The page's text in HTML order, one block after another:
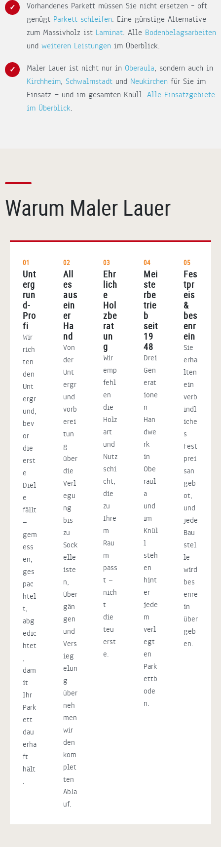
Vorhandenes Parkett müssen Sie nicht ersetzen – oft
genügt Parkett schleifen. Eine günstige Alternative
zum Massivholz ist Laminat. Alle Bodenbelagsarbeiten
und weiteren Leistungen im Überblick.
Maler Lauer ist nicht nur in Oberaula, sondern auch in
Kirchheim, Schwalmstadt und Neukirchen für Sie im
Einsatz — und im gesamten Knüll. Alle Einsatzgebiete
im Überblick.
Warum Maler Lauer
01
Unt
erg
run
d-
Pro
fi
Wir
rich
ten
den
Unt
ergr
und,
bev
or
die
erst
e
Diel
e
fällt
—
gem
ess
en,
ges
pac
htel
t,
abg
edic
htet
,
dam
it
Ihr
Park
ett
dau
erha
ft
hält
.
02
All
es
aus
ein
er
Ha
nd
Von
der
Unt
ergr
und
vorb
erei
tun
g
über
die
Verl
egu
ng
bis
zu
Sock
elle
iste
n,
Über
gän
gen
und
Vers
ieg
elun
g
über
neh
men
wir
den
kom
plet
ten
Abla
uf.
03
Ehr
lich
e
Hol
zbe
rat
un
g
Wir
emp
fehl
en
die
Holz
art
und
Nutz
schi
cht,
die
zu
Ihre
m
Rau
m
pass
t —
nich
t
die
teu
erst
e.
04
Mei
ste
rbe
trie
b
seit
19
48
Drei
Gen
erat
ione
n
Han
dwe
rk
in
Obe
raul
a
und
im
Knül
l
steh
en
hint
er
jede
m
verl
egt
en
Park
ettb
ode
n.
05
Fes
tpr
eis
&
bes
enr
ein
Sie
erha
lten
ein
verb
indl
iche
s
Fest
prei
san
geb
ot,
und
jede
Bau
stel
le
wird
bes
enre
in
über
geb
en.